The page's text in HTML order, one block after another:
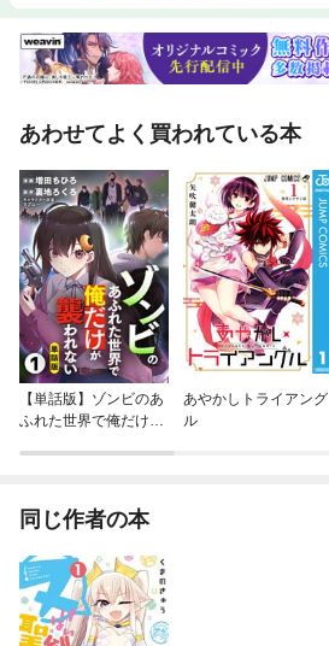
あわせてよく買われている本
【単話版】ゾンビのあ
ふれた世界で俺だけが
あやかしトライアング
ル
同じ作者の本